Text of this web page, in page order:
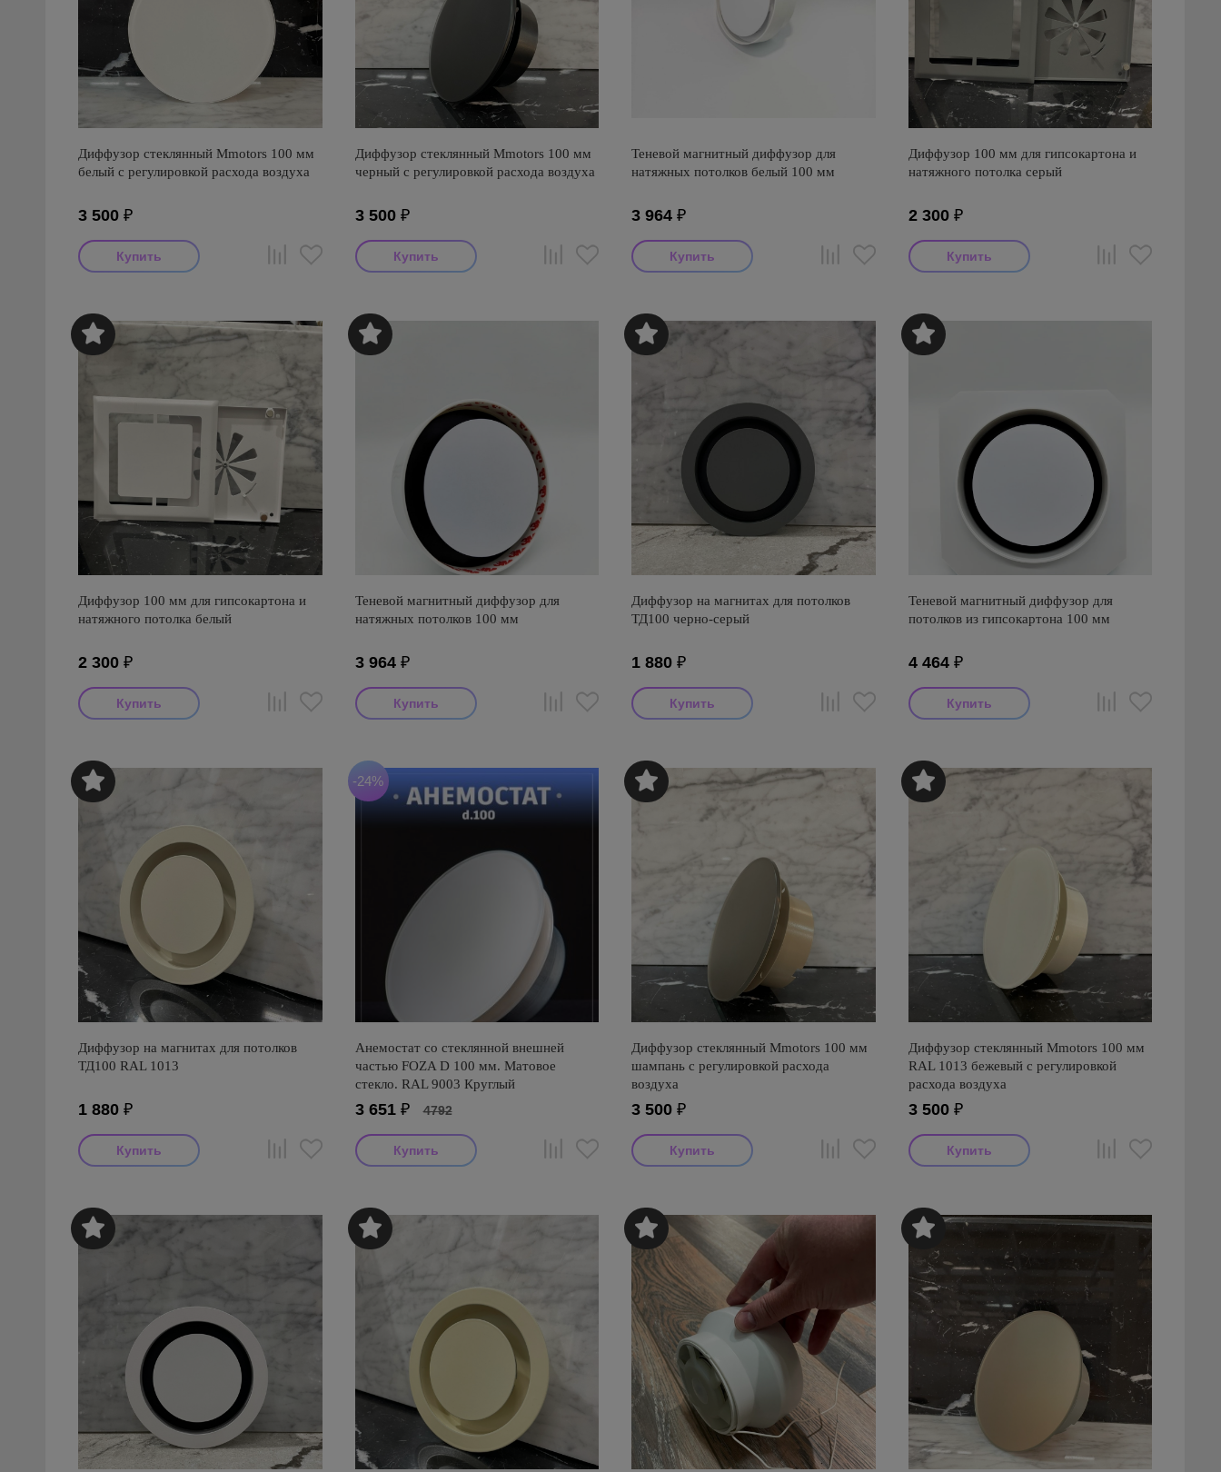
Диффузор стеклянный Mmotors 100 мм
белый с регулировкой расхода воздуха
3 500 ₽
Диффузор стеклянный Mmotors 100 мм
черный с регулировкой расхода воздуха
3 500₽
Теневой магнитный диффузор для
натяжных потолков белый 100 мм
3 964 ₽
Диффузор 100 мм для гипсокартона и
натяжного потолка серый
2 300₽
Диффузор 100 мм для гипсокартона и
натяжного потолка белый
2 300 ₽
Теневой магнитный диффузор для
натяжных потолков 100 мм
3 964₽
Диффузор на магнитах для потолков
ТД100 черно-серый
1 880 ₽
Теневой магнитный диффузор для
потолков из гипсокартона 100 мм
4 464₽
Диффузор на магнитах для потолков
ТД100 RAL 1013
1 880 ₽
-24%
Анемостат со стеклянной внешней
частью FOZA D 100 мм. Матовое
стекло. RAL 9003 Круглый
3 651₽ 4792
Диффузор стеклянный Mmotors 100 мм
шампань с регулировкой расхода
воздуха
3 500 ₽
Диффузор стеклянный Mmotors 100 мм
RAL 1013 бежевый с регулировкой
расхода воздуха
3 500₽